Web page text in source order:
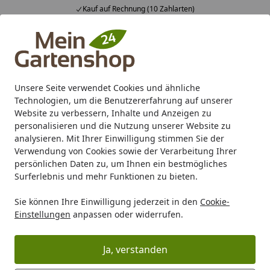
Unsere Seite verwendet Cookies und ähnliche
Technologien, um die Benutzererfahrung auf unserer
Website zu verbessern, Inhalte und Anzeigen zu
personalisieren und die Nutzung unserer Website zu
analysieren. Mit Ihrer Einwilligung stimmen Sie der
Verwendung von Cookies sowie der Verarbeitung Ihrer
persönlichen Daten zu, um Ihnen ein bestmögliches
Surferlebnis und mehr Funktionen zu bieten.
Sie können Ihre Einwilligung jederzeit in den Cookie-
Einstellungen anpassen oder widerrufen.
Ja, verstanden
Kauf auf Rechnung (10 Zahlarten)
Alle Produkte
Mein Konto
Suchen
Karibu Pools inkl. gratis Sandfilteranlage & Pool-
Starterset (Gesamtwert bis 468,99€)
Startseite
Gartenpflege Gartengeräte Zubehör für Gartengeräte
Vorheriges Bild anzeigen